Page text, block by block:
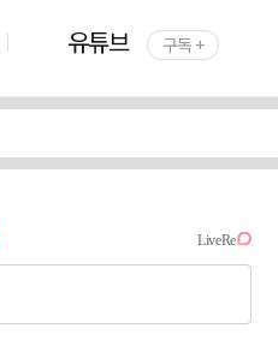
유튜브 구독 +